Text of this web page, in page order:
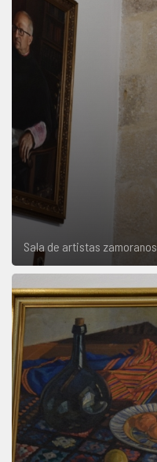
Sala de artistas zamoranos